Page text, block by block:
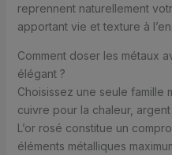
reprennent naturellement
apportant vie et texture à
Comment doser les métaux
élégant ?
Choisissez une seule famille
cuivre pour la chaleur,
L’or rosé constitue un
éléments métalliques